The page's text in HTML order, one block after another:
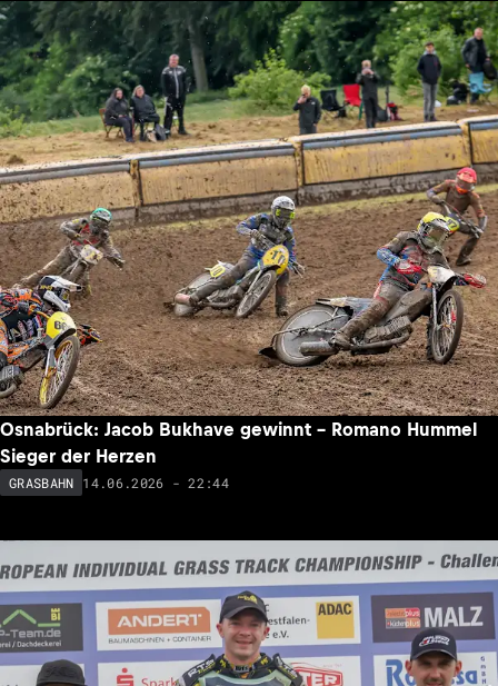
Osnabrück: Jacob Bukhave gewinnt – Romano Hummel
Sieger der Herzen
GRASBAHN 14.06.2026 - 22:44